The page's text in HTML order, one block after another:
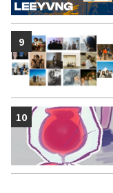
9
10